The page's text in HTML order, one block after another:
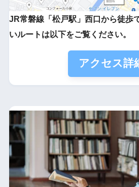
JR常磐線「松戸駅」西口から徒歩
いルートは以下をご覧ください。
アクセス詳